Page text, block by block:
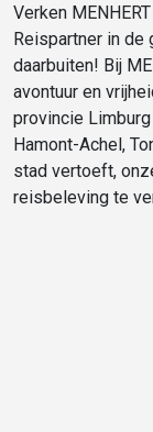
Verken
Reispartner in de
daarbuiten! Bij
avontuur en
provincie
Hamont-Achel,
stad vertoeft,
reisbeleving te